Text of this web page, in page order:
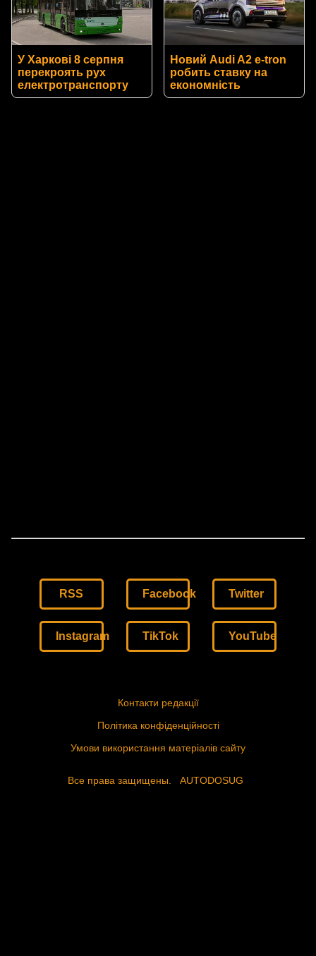
У Харкові 8 серпня
перекроять рух
електротранспорту
Новий Audi A2 e-tron
робить ставку на
економність
RSS Facebook Twitter
Instagram TikTok YouTube
Контакти редакції
Політика конфіденційності
Умови використання матеріалів сайту
Все права защищены. AUTODOSUG